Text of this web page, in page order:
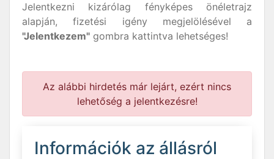
Jelentkezni kizárólag fényképes önéletrajz
alapján, fizetési igény megjelölésével a
"Jelentkezem" gombra kattintva lehetséges!
Az alábbi hirdetés már lejárt, ezért nincs
lehetőség a jelentkezésre!
Információk az állásról